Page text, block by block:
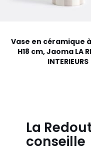
Vase en céramique
H18 cm, Jaoma LA
INTERIEURS
La
conseille